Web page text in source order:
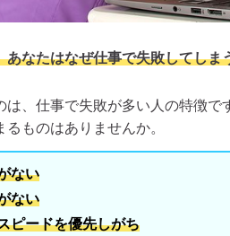
あなたはなぜ仕事で失敗してし
は、仕事で失敗が多い人の特徴
るものはありませんか。
ない
ない
ピードを優先しがち